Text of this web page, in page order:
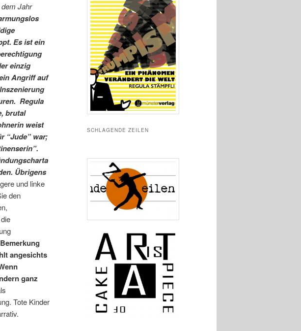
dem Jahr
Es ist ein
einzig
Angriff auf
Regula
brutal
weist
“Jude” war;
Übrigens
und linke
den
angesichts
ganz
Tote Kinder
SCHLAGENDE ZEILEN